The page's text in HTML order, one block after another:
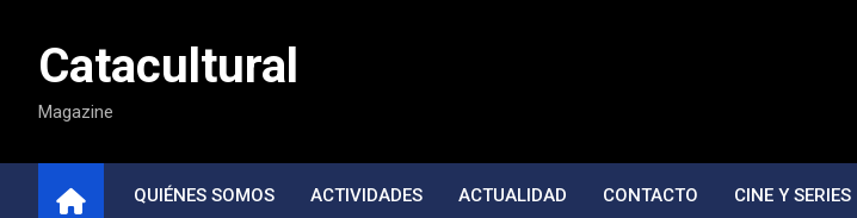
contenidoCatacultural
Magazine
QUIÉNES SOMOS ACTIVIDADES ACTUALIDAD CONTACTO CINE Y SERIES